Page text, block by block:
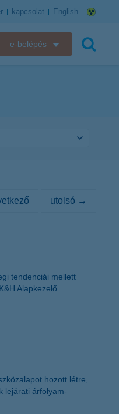
kapcsolat English
e-belépés
K&H token megújítás
utolsó →
tendenciái mellett
Alapkezelő
hozott létre,
lejárati árfolyam-